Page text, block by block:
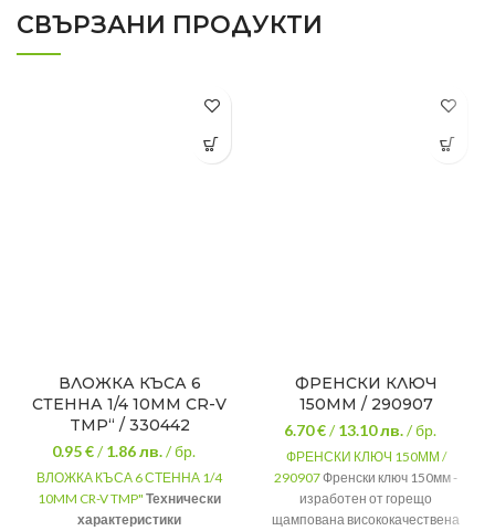
СВЪРЗАНИ ПРОДУКТИ
ВЛОЖКА КЪСА 6
СТЕННА 1/4 10MM CR-V
TMP“ / 330442
0.95 €/1.86лв./ бр.
ВЛОЖКА КЪСА 6 СТЕННА 1/4
10MM CR-V TMP" Технически
характеристики
ФРЕНСКИ КЛЮЧ
150ММ / 290907
6.70 €/13.10лв./ бр.
ФРЕНСКИ КЛЮЧ 150ММ /
290907Френски ключ 150мм -
изработен от горещо
щампована висококачествена